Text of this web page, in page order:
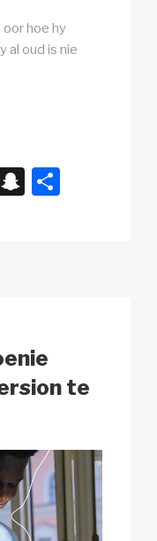
oor hoe hy
al oud is nie
S
at
te